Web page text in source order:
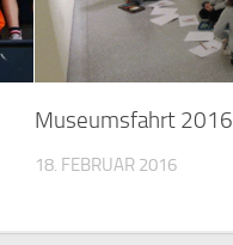
Museumsfahrt 2016
18. FEBRUAR 2016